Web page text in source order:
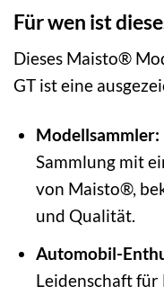
Für wen ist
Dieses Maisto®
GT ist eine
Modellsammler:
Sammlung mit
von Maisto®,
und Qualität.
Automobil-
Leidenschaft für